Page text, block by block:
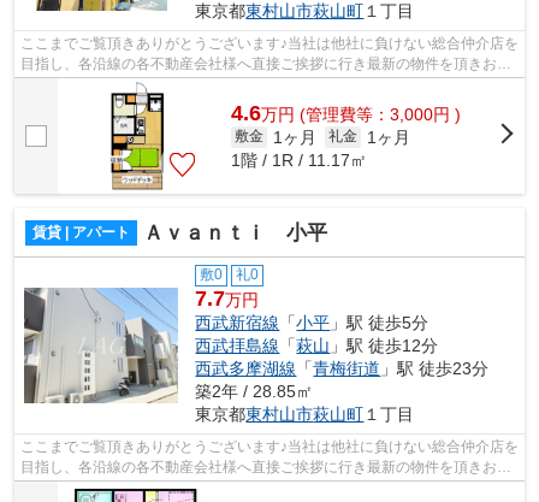
東京都東村山市萩山町１丁目
ここまでご覧頂きありがとうございます♪当社は他社に負けない総合仲介店を
目指し、各沿線の各不動産会社様へ直接ご挨拶に行き最新の物件を頂きお客
様へ提供しております！最新の情報は...
4.6万円 (管理費等：3,000円 )
敷金 1ヶ月 礼金
1ヶ月
1階 / 1R / 11.17㎡
賃貸 | アパート Ａｖａｎｔｉ 小平
敷0 礼0
7.7万円
西武新宿線 「小平 」駅 徒歩5分
西武拝島線 「萩山 」駅 徒歩12分
西武多摩湖線 「青梅街道 」駅 徒歩23分
築2年 / 28.85㎡
東京都東村山市萩山町 １丁目
ここまでご覧頂きありがとうございます♪当社は他社に負けない総合仲介店を
目指し、各沿線の各不動産会社様へ直接ご挨拶に行き最新の物件を頂きお客
様へ提供しております！最新の情報は...